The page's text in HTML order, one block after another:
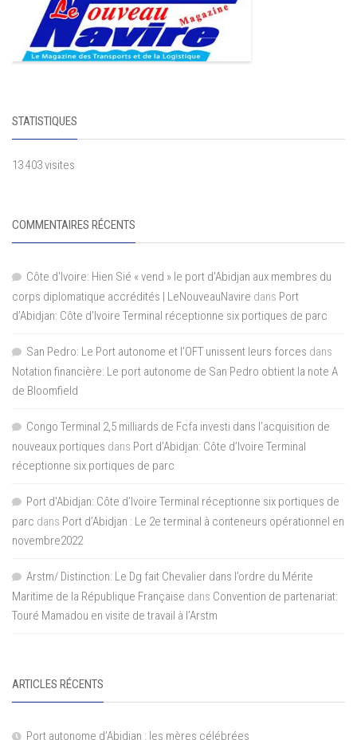
STATISTIQUES
13 403 visites
COMMENTAIRES RÉCENTS
Côte d'Ivoire: Hien Sié « vend » le port d'Abidjan aux membres du
corps diplomatique accrédités | LeNouveauNavire dans Port
d’Abidjan: Côte d’Ivoire Terminal réceptionne six portiques de parc
San Pedro: Le Port autonome et l’OFT unissent leurs forces dans
Notation financière: Le port autonome de San Pedro obtient la note A
de Bloomfield
Congo Terminal 2,5 milliards de Fcfa investi dans l’acquisition de
nouveaux portiques dans Port d’Abidjan: Côte d’Ivoire Terminal
réceptionne six portiques de parc
Port d'Abidjan: Côte d’Ivoire Terminal réceptionne six portiques de
parc dans Port d’Abidjan : Le 2e terminal à conteneurs opérationnel en
novembre2022
Arstm/ Distinction: Le Dg fait Chevalier dans l’ordre du Mérite
Maritime de la République Française dans Convention de partenariat:
Touré Mamadou en visite de travail à l’Arstm
ARTICLES RÉCENTS
Port autonome d’Abidjan : les mères célébrées